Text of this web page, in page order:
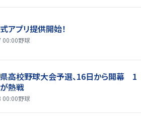
アプリ提供開始！
00:00野球
高校野球大会予選、16日から開幕 1
熱戦
00:00野球